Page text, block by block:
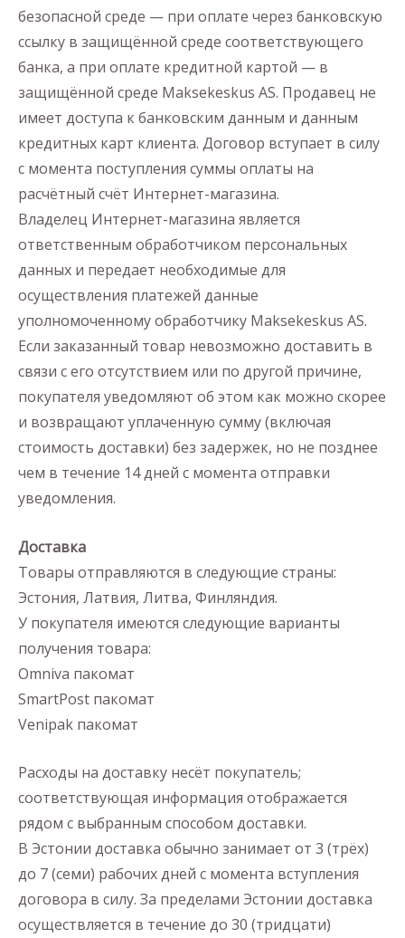
безопасной среде — при оплате через банковскую
ссылку в защищённой среде соответствующего
банка, а при оплате кредитной картой — в
защищённой среде Maksekeskus AS. Продавец не
имеет доступа к банковским данным и данным
кредитных карт клиента. Договор вступает в силу
с момента поступления суммы оплаты на
расчётный счёт Интернет-магазина.
Владелец Интернет-магазина является
ответственным обработчиком персональных
данных и передает необходимые для
осуществления платежей данные
уполномоченному обработчику Maksekeskus AS.
Если заказанный товар невозможно доставить в
связи с его отсутствием или по другой причине,
покупателя уведомляют об этом как можно скорее
и возвращают уплаченную сумму (включая
стоимость доставки) без задержек, но не позднее
чем в течение 14 дней с момента отправки
уведомления.
Доставка
Товары отправляются в следующие страны:
Эстония, Латвия, Литва, Финляндия.
У покупателя имеются следующие варианты
получения товара:
Omniva пакомат
SmartPost пакомат
Venipak пакомат
Расходы на доставку несёт покупатель;
соответствующая информация отображается
рядом с выбранным способом доставки.
В Эстонии доставка обычно занимает от 3 (трёх)
до 7 (семи) рабочих дней с момента вступления
договора в силу. За пределами Эстонии доставка
осуществляется в течение до 30 (тридцати)